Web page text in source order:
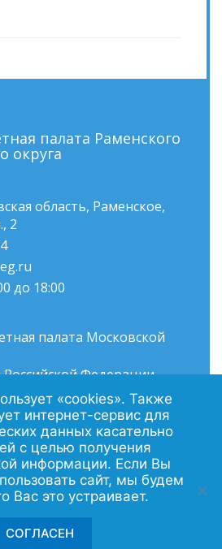
палата Раменского
округа
область, Раменское,
2
до 18:00
палата Московской
Российской Федерации
Раменского муниципального
«cookies». Также
интернет-сервис для
данных касательно
с целью получения
информации. Если Вы
сайт, мы будем
Вас это устраивает.
СОГЛАСЕН